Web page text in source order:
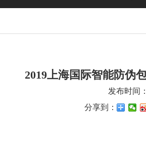
2019上海国际智能防伪
发布时间
分享到：